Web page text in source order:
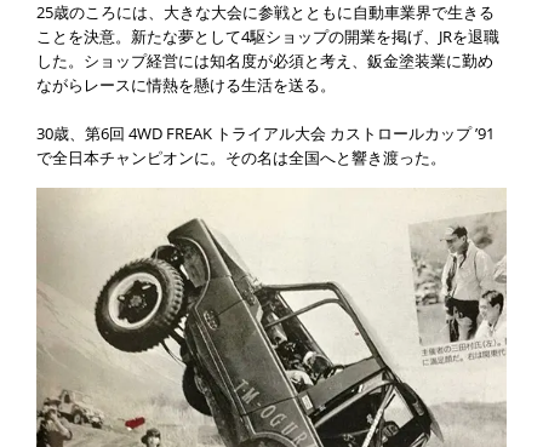
25歳のころには、大きな大会に参戦とともに自動車業界で生きる
ことを決意。新たな夢として4駆ショップの開業を掲げ、JRを退職
した。ショップ経営には知名度が必須と考え、鈑金塗装業に勤め
ながらレースに情熱を懸ける生活を送る。
30歳、第6回 4WD FREAK トライアル大会 カストロールカップ ’91
で全日本チャンピオンに。その名は全国へと響き渡った。